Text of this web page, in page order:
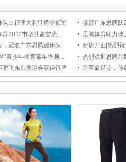
出征澳大利亚勇夺冠军
祝贺广东思腾队
聚思共进 腾飞未来 | 思腾体育2023市场共赢交流会圆满收官
思腾体育助力球
冠名广东思腾蹦床队
新店开业|热烈
思腾体育助力第六届“大湾区”青少年体育嘉年华顺利举办
热烈欢迎思腾品
飞东京奥运会获得银牌